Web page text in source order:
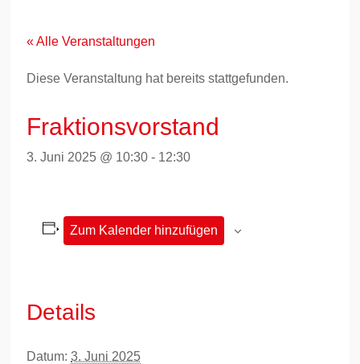
springen« Alle Veranstaltungen
Diese Veranstaltung hat bereits stattgefunden.
Fraktionsvorstand
3. Juni 2025 @ 10:30 - 12:30
Zum Kalender hinzufügen
Details
Datum: 3. Juni 2025